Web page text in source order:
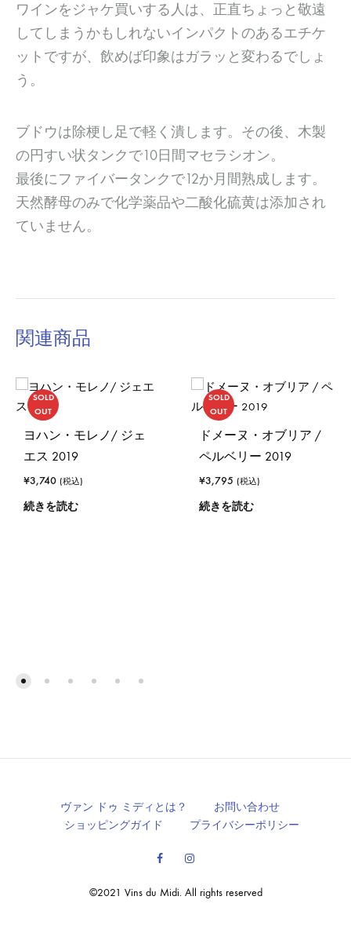
ワインをジャケ買いする人は、正直ちょっと敬遠
してしまうかもしれないインパクトのあるエチケ
ットですが、飲めば印象はガラッと変わるでしょ
う。
ブドウは除梗し足で軽く潰します。その後、木製
の円すい状タンクで10日間マセラシオン。
最後にファイバータンクで12か月間熟成します。
天然酵母のみで化学薬品や二酸化硫黄は添加され
ていません。
関連商品
SOLD
OUT
ヨハン・モレノ/ ジェ
エス 2019
¥3,740 (税込)
続きを読む
SOLD
OUT
ドメーヌ・オブリア /
ペルベリー 2019
¥3,795 (税込)
続きを読む
©2021 Vins du Midi. All rights reserved
ヴァン ドゥ ミディとは？
お問い合わせ
ショッピングガイド
プライバシーポリシー
FacebookInstagram